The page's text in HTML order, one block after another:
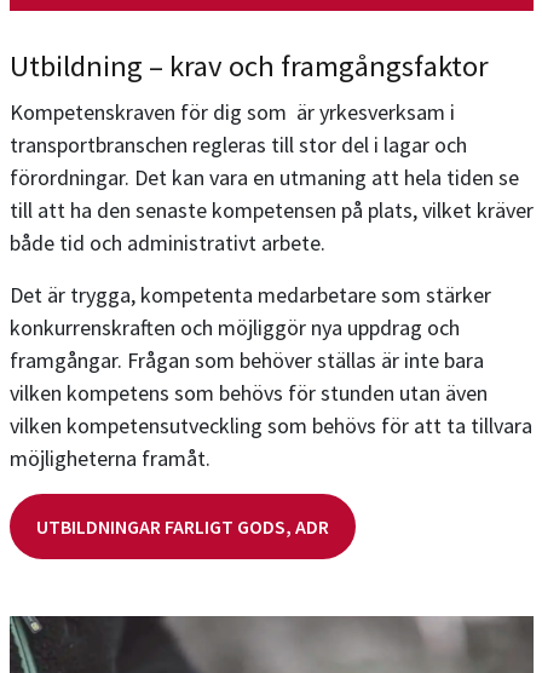
Utbildning – krav och framgångsfaktor
Kompetenskraven för dig som är yrkesverksam i
transportbranschen regleras till stor del i lagar och
förordningar. Det kan vara en utmaning att hela tiden se
till att ha den senaste kompetensen på plats, vilket kräver
både tid och administrativt arbete.
Det är trygga, kompetenta medarbetare som stärker
konkurrenskraften och möjliggör nya uppdrag och
framgångar. Frågan som behöver ställas är inte bara
vilken kompetens som behövs för stunden utan även
vilken kompetensutveckling som behövs för att ta tillvara
möjligheterna framåt.
UTBILDNINGAR FARLIGT GODS, ADR